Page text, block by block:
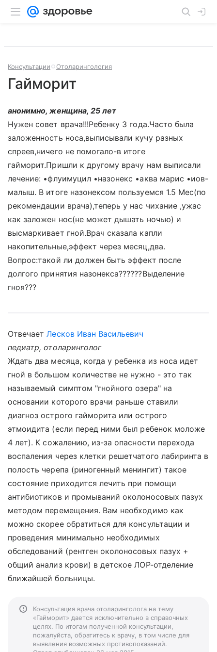
Консультации Отоларингология
Гайморит
анонимно, женщина, 25 лет
Нужен совет врача!!!Ребенку 3 года.Часто была
заложенность носа,выписывали кучу разных
спреев,ничего не помогало-в итоге
гайморит.Пришли к другому врачу нам выписали
лечение: •флуимуцил •назонекс •аква марис •иов-
малыш. В итоге назонексом пользуемся 1.5 Мес(по
рекомендации врача),теперь у нас чихание ,ужас
как заложен нос(не может дышать ночью) и
высмаркивает гной.Врач сказала капли
накопительные,эффект через месяц,два.
Вопрос:такой ли должен быть эффект после
долгого принятия назонекса??????Выделение
гноя???
ОтвечаетЛесков Иван Васильевич
педиатр, отоларинголог
Ждать два месяца, когда у ребенка из носа идет
гной в большом количестве не нужно - это так
называемый симптом "гнойного озера" на
основании которого врачи раньше ставили
диагноз острого гайморита или острого
этмоидита (если перед ними был ребенок моложе
4 лет). К сожалению, из-за опасности перехода
воспаления через клетки решетчатого лабиринта в
полость черепа (риногенный менингит) такое
состояние приходится лечить при помощи
антибиотиков и промываний околоносовых пазух
методом перемещения. Вам необходимо как
можно скорее обратиться для консультации и
проведения минимально необходимых
обследований (рентген околоносовых пазух +
общий анализ крови) в детское ЛОР-отделение
ближайшей больницы.
Консультация врача отоларинголога на тему
«Гайморит» дается исключительно в справочных
целях. По итогам полученной консультации,
пожалуйста, обратитесь к врачу, в том числе для
выявления возможных противопоказаний.